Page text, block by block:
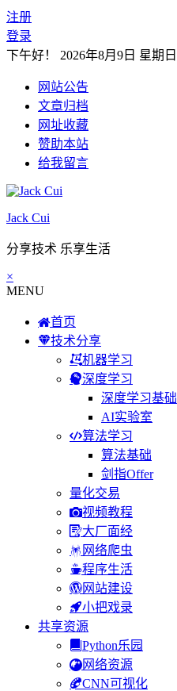
注册
登录
下午好！ 2026年8月9日 星期日
网站公告
文章归档
网址收藏
赞助本站
给我留言
Jack Cui
分享技术 乐享生活
×
MENU
首页
技术分享
机器学习
深度学习
深度学习基础
AI实验室
算法学习
算法基础
剑指Offer
量化交易
视频教程
大厂面经
网络爬虫
程序生活
网站建设
小把戏录
共享资源
Python乐园
网络资源
CNN可视化